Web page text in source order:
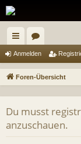
ch
ne
riff
or
en
Anmelden
Foren-Übersicht
Du musst
anzuschauen.